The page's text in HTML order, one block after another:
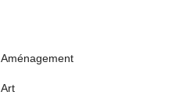
Aménagement
Art